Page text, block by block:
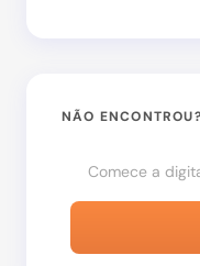
NÃO ENCONTROU?